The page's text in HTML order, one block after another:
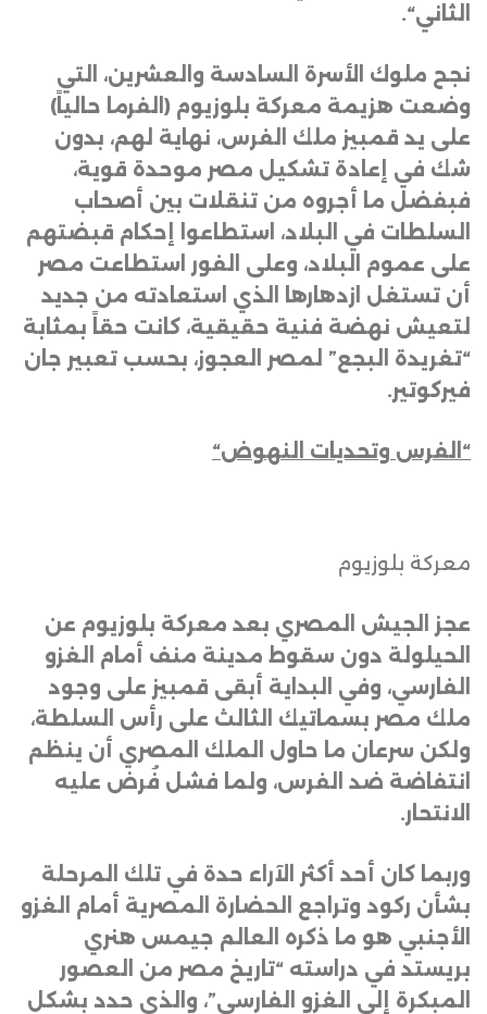
الثاني“.
نجح ملوك الأسرة السادسة والعشرين، التي
وضعت هزيمة معركة بلوزيوم (الفرما حالياً)
على يد قمبيز ملك الفرس، نهاية لهم، بدون
شك في إعادة تشكيل مصر موحدة قوية،
فبفضل ما أجروه من تنقلات بين أصحاب
السلطات في البلاد، استطاعوا إحكام قبضتهم
على عموم البلاد، وعلى الفور استطاعت مصر
أن تستغل ازدهارها الذي استعادته من جديد
لتعيش نهضة فنية حقيقية، كانت حقاً بمثابة
“تغريدة البجع” لمصر العجوز، بحسب تعبير جان
فيركوتير.
“ الفرس وتحديات النهوض“
معركة بلوزيوم
عجز الجيش المصري بعد معركة بلوزيوم عن
الحيلولة دون سقوط مدينة منف أمام الغزو
الفارسي، وفي البداية أبقى قمبيز على وجود
ملك مصر بسماتيك الثالث على رأس السلطة،
ولكن سرعان ما حاول الملك المصري أن ينظم
انتفاضة ضد الفرس، ولما فشل فُرض عليه
الانتحار.
وربما كان أحد أكثر الآراء حدة في تلك المرحلة
بشأن ركود وتراجع الحضارة المصرية أمام الغزو
الأجنبي هو ما ذكره العالم جيمس هنري
بريستد في دراسته “تاريخ مصر من العصور
المبكرة إلى الغزو الفارسي”، والذي حدد بشكل